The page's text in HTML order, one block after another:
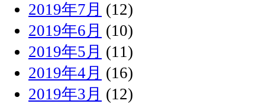
2019年7月 (12)
2019年6月 (10)
2019年5月 (11)
2019年4月 (16)
2019年3月 (12)